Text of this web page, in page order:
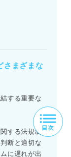
さまざまな
する重要な
する法規制
断と適切な
に遅れが出